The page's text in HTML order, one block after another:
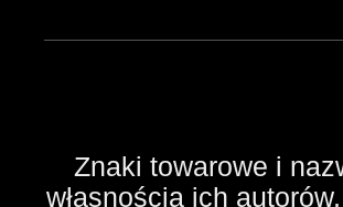
Znaki towarowe i
własnością ich